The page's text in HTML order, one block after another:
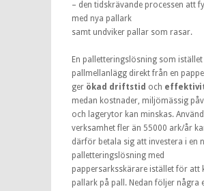
– den tidskrävande processen att
med nya pallark
samt undviker pallar som rasar.
En palletteringslösning som
pallmellanlägg direkt från en
ger ökad driftstid och
medan kostnader, miljömässig
och lagerytor kan minskas.
verksamhet fler än 55000 ark/år
därför betala sig att investera i en
palletteringslösning med
pappersarksskärare istället för att
pallark på pall. Nedan följer några